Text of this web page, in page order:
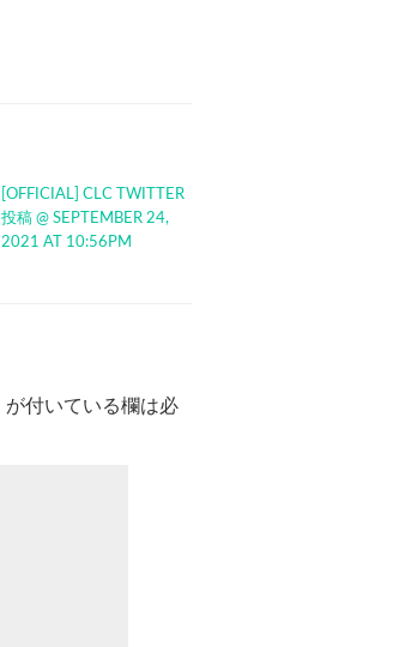
[OFFICIAL] CLC TWITTER
投稿 @ SEPTEMBER 24,
2021 AT 10:56PM
が付いている欄は必